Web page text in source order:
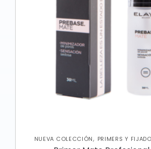
NUEVA COLECCIÓN, PRIMERS Y